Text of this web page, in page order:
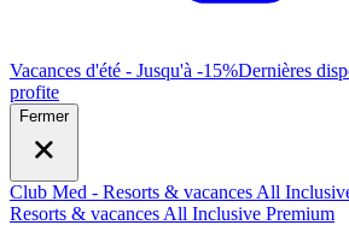
Vacances d'été - Jusqu'à -15%Dernières
profite
Fermer
Club Med - Resorts & vacances All
Resorts & vacances All Inclusive Premium